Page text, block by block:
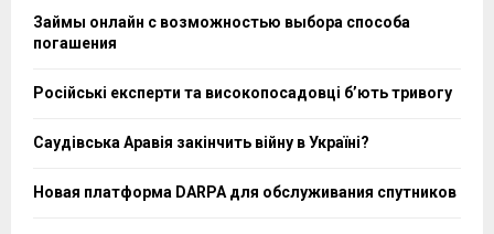
Займы онлайн с возможностью выбора способа
погашения
Російські експерти та високопосадовці бʼють тривогу
Саудівська Аравія закінчить війну в Україні?
Новая платформа DARPA для обслуживания спутников